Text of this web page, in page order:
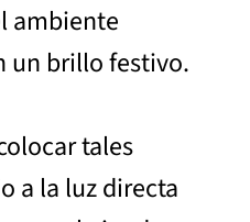
ambiente
un brillo festivo.
tales
a la luz directa